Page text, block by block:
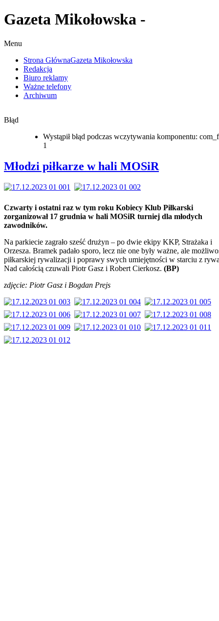
Gazeta Mikołowska -
Menu
Strona GłównaGazeta Mikołowska
Redakcja
Biuro reklamy
Ważne telefony
Archiwum
Błąd
Wystąpił błąd podczas wczytywania komponentu:
1
Młodzi piłkarze w hali MOSiR
Czwarty i ostatni raz w tym roku Kobiecy Klub Piłkarski
zorganizował 17 grudnia w hali MOSiR turniej dla młodych
zawodników.
Na parkiecie zagrało sześć drużyn – po dwie ekipy KKP, Strażaka i
Orzesza. Bramek padało sporo, lecz nie one były ważne, ale
piłkarskiej rywalizacji i poprawy swych umiejętności w starciu z
Nad całością czuwali Piotr Gasz i Robert Cierkosz. (BP)
zdjęcie: Piotr Gasz i Bogdan Prejs